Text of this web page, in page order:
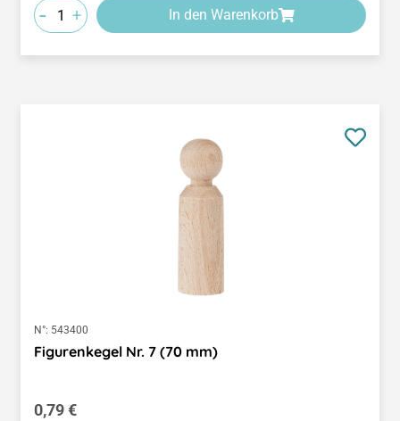
- + In den Warenkorb
N°: 543400
Figurenkegel Nr. 7 (70 mm)
Regulärer Preis:
0,79 €